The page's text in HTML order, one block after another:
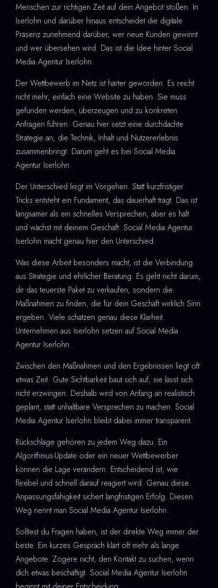
Menschen zur richtigen Zeit auf dein Angebot stoßen. In
Iserlohn und darüber hinaus entscheidet die digitale
Präsenz zunehmend darüber, wer neue Kunden gewinnt
und wer übersehen wird. Das ist die Idee hinter Social
Media Agentur Iserlohn.
Der Wettbewerb im Netz ist härter geworden. Es reicht
nicht mehr, einfach eine Website zu haben. Sie muss
gefunden werden, überzeugen und zu konkreten
Anfragen führen. Genau hier setzt eine durchdachte
Strategie an, die Technik, Inhalt und Nutzererlebnis
zusammenbringt. Darum geht es bei Social Media
Agentur Iserlohn.
Der Unterschied liegt im Vorgehen. Statt kurzfristiger
Tricks entsteht ein Fundament, das dauerhaft trägt. Das ist
langsamer als ein schnelles Versprechen, aber es hält
und wächst mit deinem Geschäft. Social Media Agentur
Iserlohn macht genau hier den Unterschied.
Was diese Arbeit besonders macht, ist die Verbindung
aus Strategie und ehrlicher Beratung. Es geht nicht darum,
dir das teuerste Paket zu verkaufen, sondern die
Maßnahmen zu finden, die für dein Geschäft wirklich Sinn
ergeben. Viele schätzen genau diese Klarheit.
Unternehmen aus Iserlohn setzen auf Social Media
Agentur Iserlohn.
Zwischen den Maßnahmen und den Ergebnissen liegt oft
etwas Zeit. Gute Sichtbarkeit baut sich auf, sie lässt sich
nicht erzwingen. Deshalb wird von Anfang an realistisch
geplant, statt unhaltbare Versprechen zu machen. Social
Media Agentur Iserlohn bleibt dabei immer transparent.
Rückschläge gehören zu jedem Weg dazu. Ein
Algorithmus-Update oder ein neuer Wettbewerber
können die Lage verändern. Entscheidend ist, wie
flexibel und schnell darauf reagiert wird. Genau diese
Anpassungsfähigkeit sichert langfristigen Erfolg. Diesen
Weg nennt man Social Media Agentur Iserlohn.
Solltest du Fragen haben, ist der direkte Weg immer der
beste. Ein kurzes Gespräch klärt oft mehr als lange
Angebote. Zögere nicht, den Kontakt zu suchen, wenn
dich etwas beschäftigt. Social Media Agentur Iserlohn